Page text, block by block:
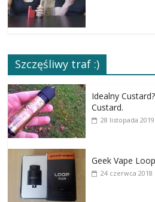
Szczęśliwy traf :)
Idealny
Custard.
28 listopada 2019
Geek Vape Loop
24 czerwca 2018